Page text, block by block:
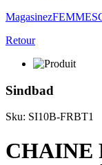
MagasinezFEMMES
Retour
Sindbad
Sku: SI10B-FRBT1
CHAINE